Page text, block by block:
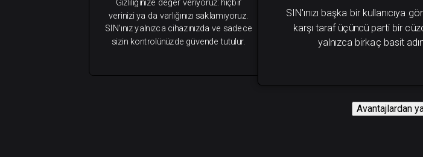
SIN'ınızı başka bir kullanıcıya
karşı taraf üçüncü parti bir
yalnızca birkaç basit
Gizliliğinize değer veriyoruz: hiçbir
verinizi ya da varlığınızı saklamıyoruz.
SIN'ınız yalnızca cihazınızda ve sadece
sizin kontrolünüzde güvende tutulur.
Avantajlardan